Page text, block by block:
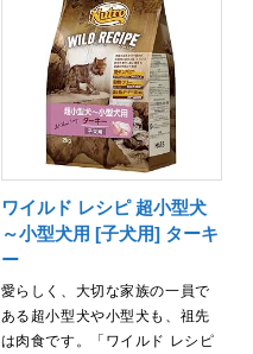
ワイルド レシピ 超小型犬
～小型犬用 [子犬用] ターキ
ー
愛らしく、大切な家族の一員で
ある超小型犬や小型犬も、祖先
は肉食です。「ワイルド レシピ